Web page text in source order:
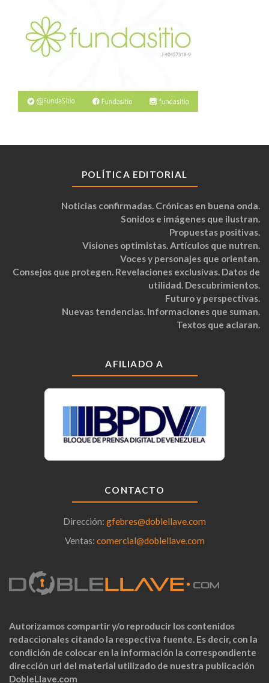
POLÍTICA EDITORIAL
Noticias confirmadas. Crónicas en buena onda.
Sonidos e imágenes que ilustran.
Propuestas positivas.
Visiones optimistas. Artículos que nutren.
Voces y personajes que orientan.
Consejos que protegen. Revelaciones exclusivas. Datos de
utilidad. Descubrimientos.
Futuro y perspectivas.
Nuevas tendencias. Informaciones que suman.
Textos que aclaran.
AFILIADO A
CONTACTO
Dirección: gfebres@doblellave.com
Ventas: comercial@doblellave.com
Autorizamos compartir y/o reproducir los contenidos
redaccionales citando la respectiva fuente. Es decir, con la
condición de colocar en la información la correspondiente
dirección url del material utilizado de nuestra publicación
DobleLlave.com